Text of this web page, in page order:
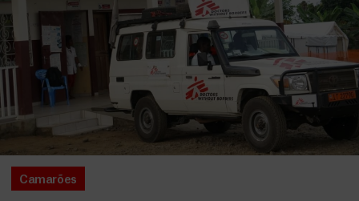
Camarões